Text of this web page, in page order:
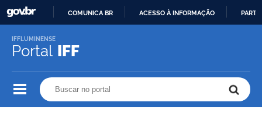
COMUNICA BR ACESSO À INFORMAÇÃO
Portal IFF
IFFLUMINENSE